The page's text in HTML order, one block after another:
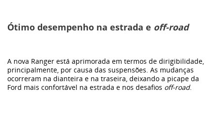
Ótimo desempenho na estrada e off-road
A nova Ranger está aprimorada em termos de dirigibilidade,
principalmente, por causa das suspensões. As mudanças
ocorreram na dianteira e na traseira, deixando a picape da
Ford mais confortável na estrada e nos desafios off-road.